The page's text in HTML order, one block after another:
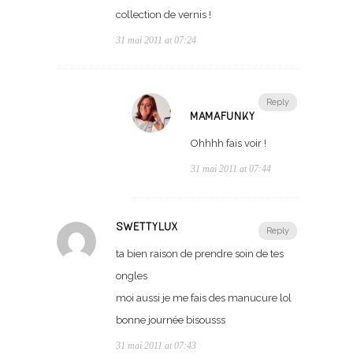
collection de vernis !
31 mai 2011 at 07:24
Reply
MAMAFUNKY
Ohhhh fais voir !
31 mai 2011 at 07:44
Reply
SWETTYLUX
ta bien raison de prendre soin de tes
ongles
moi aussi je me fais des manucure lol
bonne journée bisousss
31 mai 2011 at 07:43